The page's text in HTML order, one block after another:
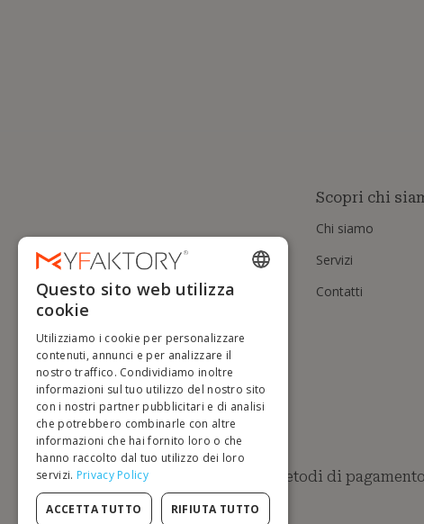
Scopri chi
Chi siamo
Servizi
Contatti
Metodi di
ENGLISH
DUTCH
GERMAN
PORTUGUESE
POLISH
Questo sito web utilizza
cookie
Utilizziamo i cookie per personalizzare
contenuti, annunci e per analizzare il
nostro traffico. Condividiamo inoltre
informazioni sul tuo utilizzo del nostro sito
con i nostri partner pubblicitari e di analisi
che potrebbero combinarle con altre
informazioni che hai fornito loro o che
hanno raccolto dal tuo utilizzo dei loro
servizi. Privacy Policy
ACCETTA TUTTO RIFIUTA TUTTO